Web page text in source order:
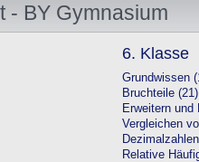
- BY Gymnasium
6. Klasse
Grundwissen
Bruchteile (21)
Erweitern und
Vergleichen
Relative